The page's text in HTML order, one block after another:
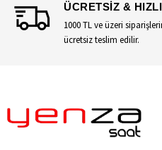
ÜCRETSİZ &
1000 TL ve üzeri
ücretsiz teslim edilir.